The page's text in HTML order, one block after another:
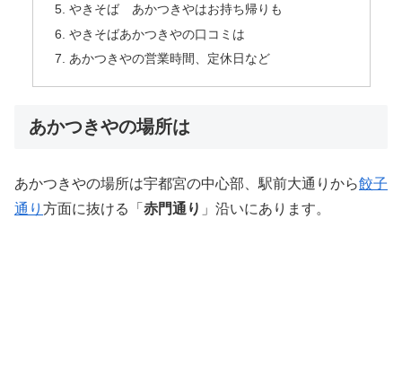
やきそば あかつきやはお持ち帰りも
やきそばあかつきやの口コミは
あかつきやの営業時間、定休日など
あかつきやの場所は
あかつきやの場所は宇都宮の中心部、駅前大通りから餃子
通り 方面に抜ける「 赤門通り 」沿いにあります。